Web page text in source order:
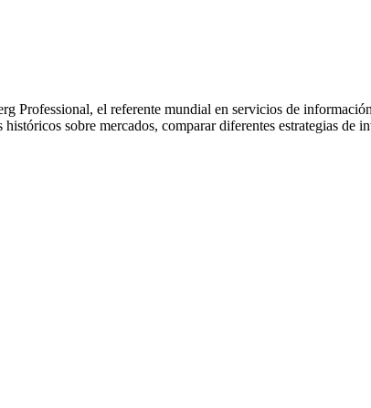
Professional, el referente mundial en servicios de
sobre mercados, comparar diferentes estrategias de